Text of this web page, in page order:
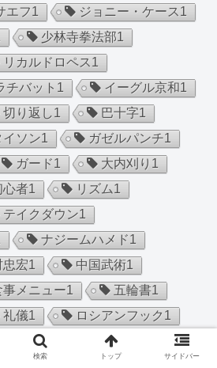
エフ1 ジョニー・ケース1
少林寺拳法部1
リカルドロペス1
チバット 1 イーグル京和1
切り返し1 巴十字1
イソン1 ガゼルパンチ1
ガード1 大内刈り 1
心者1 リズム1
テイクダウン1
ナジームハメド1
忠宏1 中国武術1
事メニュー1 五輪書1
礼儀1 ロシアンフック1
ラヒム・エルボウ二
検索 トップ サイドバー